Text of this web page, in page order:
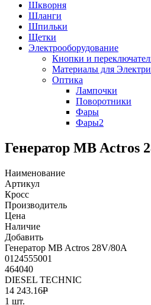
Шкворня
Шланги
Шпильки
Щетки
Электрооборудование
Кнопки и
Материалы для
Оптика
Лампочки
Поворотники
Фары
Фары2
Генератор MB Actros
Наименование
Артикул
Кросс
Производитель
Цена
Наличие
Добавить
Генератор MB Actros 28V/80A
0124555001
464040
DIESEL TECHNIC
14 243.16Р
1 шт.